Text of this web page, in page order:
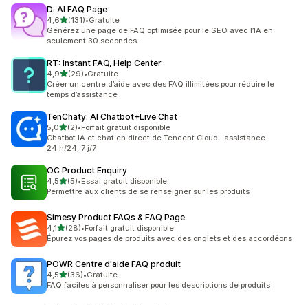
D: AI FAQ Page
4,6étoile(s) sur 5
(131)
131 avis au total
•Gratuite
Générez une page de FAQ optimisée pour le SEO avec l’IA en
seulement 30 secondes.
RT: Instant FAQ, Help Center
4,9étoile(s) sur 5
(29)
29 avis au total
•Gratuite
Créer un centre d’aide avec des FAQ illimitées pour réduire le
temps d’assistance
TenChaty: AI Chatbot+Live Chat
5,0étoile(s) sur 5
(2)
2 avis au total
•Forfait gratuit disponible
Chatbot IA et chat en direct de Tencent Cloud : assistance
24 h/24, 7 j/7
OC Product Enquiry
4,5étoile(s) sur 5
(5)
5 avis au total
•Essai gratuit disponible
Permettre aux clients de se renseigner sur les produits
Simesy Product FAQs & FAQ Page
4,1étoile(s) sur 5
(28)
28 avis au total
•Forfait gratuit disponible
Épurez vos pages de produits avec des onglets et des accordéons
POWR Centre d'aide FAQ produit
4,5étoile(s) sur 5
(36)
36 avis au total
•Gratuite
FAQ faciles à personnaliser pour les descriptions de produits